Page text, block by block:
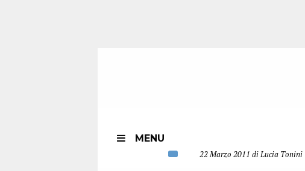
MENU
22 Marzo 2011 di Lucia Tonini